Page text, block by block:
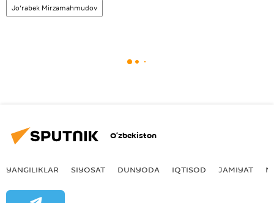
Jo‘rabek Mirzamahmudov
O‘zbekiston
YANGILIKLAR SIYOSAT DUNYODA IQTISOD JAMIYAT